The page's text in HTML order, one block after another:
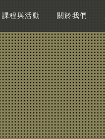
課程與活動 關於我們